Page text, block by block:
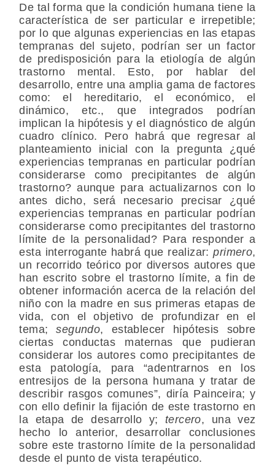
De tal forma que la condición humana tiene la
característica de ser particular e irrepetible;
por lo que algunas experiencias en las etapas
tempranas del sujeto, podrían ser un factor
de predisposición para la etiología de algún
trastorno mental. Esto, por hablar del
desarrollo, entre una amplia gama de factores
como: el hereditario, el económico, el
dinámico, etc., que integrados podrían
implican la hipótesis y el diagnóstico de algún
cuadro clínico. Pero habrá que regresar al
planteamiento inicial con la pregunta ¿qué
experiencias tempranas en particular podrían
considerarse como precipitantes de algún
trastorno? aunque para actualizarnos con lo
antes dicho, será necesario precisar ¿qué
experiencias tempranas en particular podrían
considerarse como precipitantes del trastorno
límite de la personalidad? Para responder a
esta interrogante habrá que realizar:primero,
un recorrido teórico por diversos autores que
han escrito sobre el trastorno límite, a fin de
obtener información acerca de la relación del
niño con la madre en sus primeras etapas de
vida, con el objetivo de profundizar en el
tema;segundo, establecer hipótesis sobre
ciertas conductas maternas que pudieran
considerar los autores como precipitantes de
esta patología, para “adentrarnos en los
entresijos de la persona humana y tratar de
describir rasgos comunes”, diría Painceira; y
con ello definir la fijación de este trastorno en
la etapa de desarrollo y;tercero, una vez
hecho lo anterior, desarrollar conclusiones
sobre este trastorno límite de la personalidad
desde el punto de vista terapéutico.